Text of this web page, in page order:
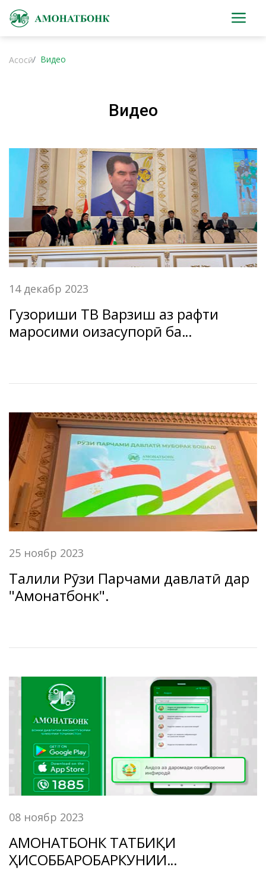
Асосӣ Видео
Видео
14 декабр 2023
Гузориши ТВ Варзиш аз рафти
маросими ҷоизасупорӣ ба
25 ноябр 2023
Таҷлили Рӯзи Парчами давлатӣ дар
"Амонатбонк".
08 ноябр 2023
АМОНАТБОНК ТАТБИҚИ
ҲИСОББАРОБАРКУНИИ